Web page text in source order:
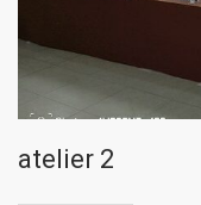
atelier 2